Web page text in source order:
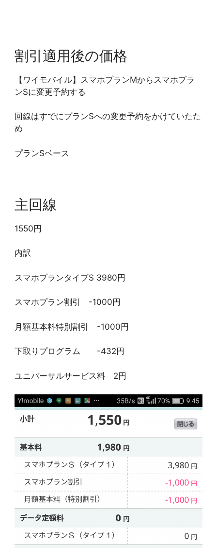
割引適用後の価格
【ワイモバイル】スマホプランMからスマホプラ
ンSに変更予約する
回線はすでにプランSへの変更予約をかけていたた
め
プランSベース
主回線
1550円
内訳
スマホプランタイプS 3980円
スマホプラン割引 -1000円
月額基本料特別割引 -1000円
下取りプログラム -432円
ユニバーサルサービス料 2円